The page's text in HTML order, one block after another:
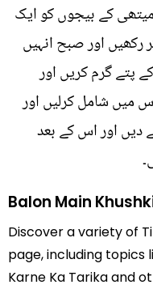
کے بیجوں کو ایک
رکھیں اور صبح انہیں
پتے گرم کریں اور
میں شامل کرلیں اور
دیں اور اس کے بعد
Balon Main
Discover a variety of
page, including topics
Karne Ka Tarika and